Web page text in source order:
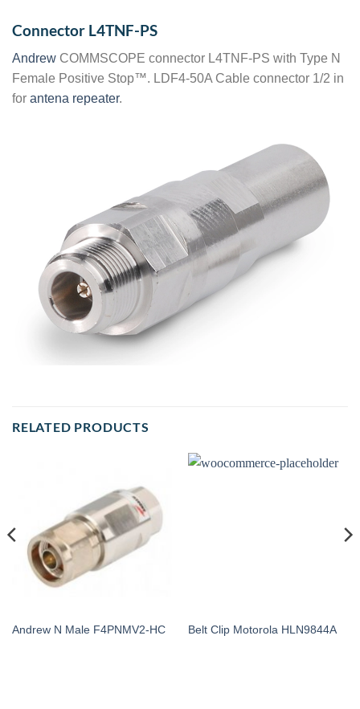
Connector L4TNF-PS
Andrew COMMSCOPE connector L4TNF-PS with Type N
Female Positive Stop™. LDF4-50A Cable connector 1/2 in
for antena repeater.
RELATED PRODUCTS
Andrew N Male F4PNMV2-HC Belt Clip Motorola HLN9844A